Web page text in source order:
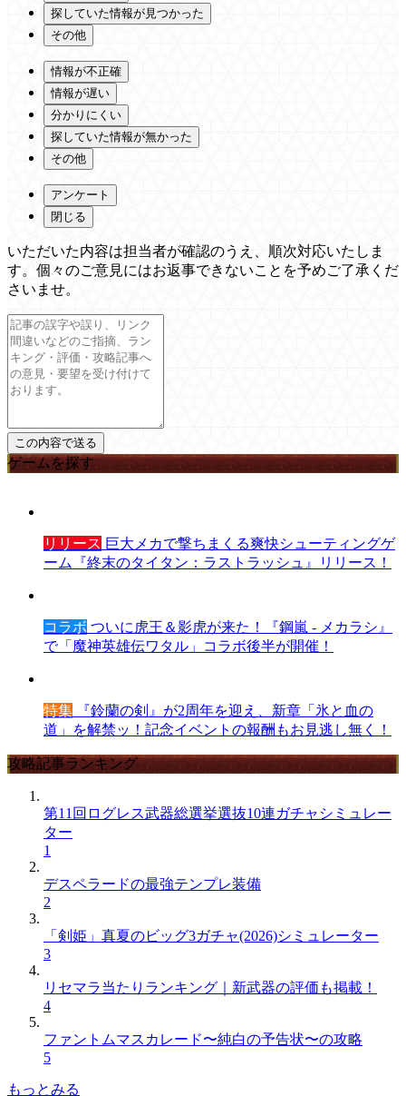
探していた情報が見つかった
その他
情報が不正確
情報が遅い
分かりにくい
探していた情報が無かった
その他
アンケート
閉じる
いただいた内容は担当者が確認のうえ、順次対応いたしま
す。個々のご意見にはお返事できないことを予めご了承くだ
さいませ。
ゲームを探す
リリース 巨大メカで撃ちまくる爽快シューティングゲ
ーム『終末のタイタン：ラストラッシュ』リリース！
コラボ ついに虎王＆影虎が来た！『鋼嵐 - メカラシ』
で「魔神英雄伝ワタル」コラボ後半が開催！
特集 『鈴蘭の剣』が2周年を迎え、新章「氷と血の
道」を解禁ッ！記念イベントの報酬もお見逃し無く！
攻略記事ランキング
第11回ログレス武器総選挙選抜10連ガチャシミュレー
ター
1
デスペラードの最強テンプレ装備
2
「剣姫」真夏のビッグ3ガチャ(2026)シミュレーター
3
リセマラ当たりランキング｜新武器の評価も掲載！
4
ファントムマスカレード〜純白の予告状〜の攻略
5
もっとみる